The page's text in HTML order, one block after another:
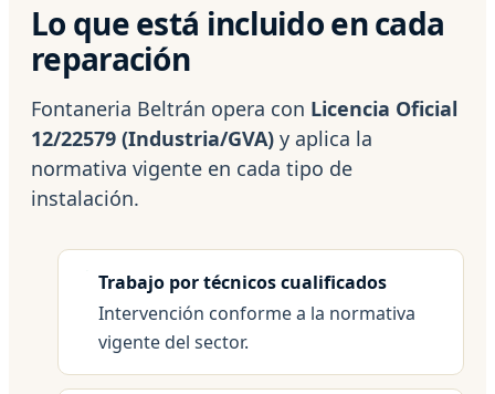
Lo que está incluido en cada
reparación
Fontaneria Beltrán opera con Licencia Oficial
12/22579 (Industria/GVA) y aplica la
normativa vigente en cada tipo de
instalación.
Trabajo por técnicos cualificados
Intervención conforme a la normativa
vigente del sector.